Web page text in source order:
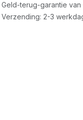
Geld-terug-garantie van
Verzending: 2-3